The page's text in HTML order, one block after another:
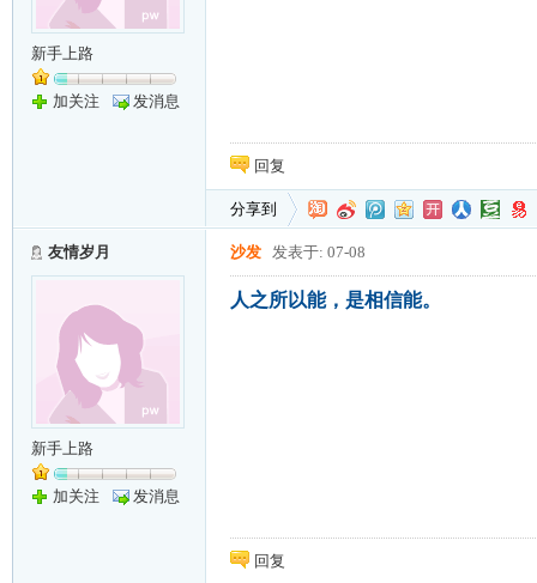
新手上路
加关注 发消息
回复
分享到
友情岁月
新手上路
加关注 发消息
沙发 发表于: 07-08
人之所以能，是相信能。
回复